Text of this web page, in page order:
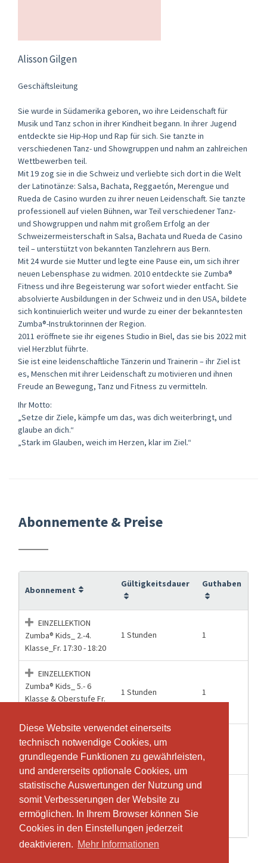
Diese Website verwendet einerseits
technisch notwendige Cookies, um
grundlegende Funktionen zu gewährleisten,
und andererseits optionale Cookies, um
statistische Auswertungen der Nutzung und
somit Verbesserungen der Website zu
ermöglichen. In Ihrem Browser können Sie
Cookies in den Einstellungen jederzeit
deaktivieren. Mehr Informationen
Diese Website verwendet einerseits
technisch notwendige Cookies, um
grundlegende Funktionen zu gewährleisten,
und andererseits optionale Cookies, um
statistische Auswertungen der Nutzung und
somit Verbesserungen der Website zu
ermöglichen. In Ihrem Browser können Sie
Cookies in den Einstellungen jederzeit
deaktivieren. Mehr Informationen
Alisson Gilgen
Geschäftsleitung
Sie wurde in Südamerika geboren, wo ihre Leidenschaft für
Musik und Tanz schon in ihrer Kindheit begann. In ihrer Jugend
entdeckte sie Hip-Hop und Rap für sich. Sie tanzte in
verschiedenen Tanz- und Showgruppen und nahm an zahlreichen
Wettbewerben teil.
Mit 19 zog sie in die Schweiz und verliebte sich dort in die Welt
der Latinotänze: Salsa, Bachata, Reggaetón, Merengue und
Rueda de Casino wurden zu ihrer neuen Leidenschaft. Sie tanzte
professionell auf vielen Bühnen, war Teil verschiedener Tanz-
und Showgruppen und nahm mit großem Erfolg an der
Schweizermeisterschaft in Salsa, Bachata und Rueda de Casino
teil – unterstützt von bekannten Tanzlehrern aus Bern.
Mit 24 wurde sie Mutter und legte eine Pause ein, um sich ihrer
neuen Lebensphase zu widmen. 2010 entdeckte sie Zumba®
Fitness und ihre Begeisterung war sofort wieder entfacht. Sie
absolvierte Ausbildungen in der Schweiz und in den USA, bildete
sich kontinuierlich weiter und wurde zu einer der bekanntesten
Zumba®-Instruktorinnen der Region.
2011 eröffnete sie ihr eigenes Studio in Biel, das sie bis 2022 mit
viel Herzblut führte.
Sie ist eine leidenschaftliche Tänzerin und Trainerin – ihr Ziel ist
es, Menschen mit ihrer Leidenschaft zu motivieren und ihnen
Freude an Bewegung, Tanz und Fitness zu vermitteln.
Ihr Motto:
„Setze dir Ziele, kämpfe um das, was dich weiterbringt, und
glaube an dich.“
„Stark im Glauben, weich im Herzen, klar im Ziel.“
Abonnemente & Preise
Abonnement
Gültigkeitsdauer Guthaben
EINZELLEKTION
Zumba® Kids_ 2.-4.
Klasse_Fr. 17:30 - 18:20
1 Stunden 1
EINZELLEKTION
Zumba® Kids_ 5.- 6
Klasse & Oberstufe Fr.
1 Stunden 1
EINZELLEKTION
Zumba® Kids_jr_ KG.-1.
Klasse_Mi. 16:00 - 16:50
1 Stunden
Semester-Abo
Zumba® Kids_
2.-4.Klasse_ Fr. 17:30 -
18:20
25 Wochen